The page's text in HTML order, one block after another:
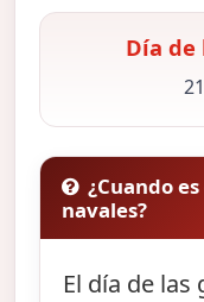
Día de
¿Cuando
navales?
El día de las